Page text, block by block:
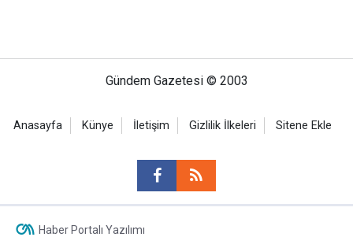
Gündem Gazetesi © 2003
Anasayfa Künye İletişim Gizlilik İlkeleri Sitene Ekle
Haber Portalı Yazılımı